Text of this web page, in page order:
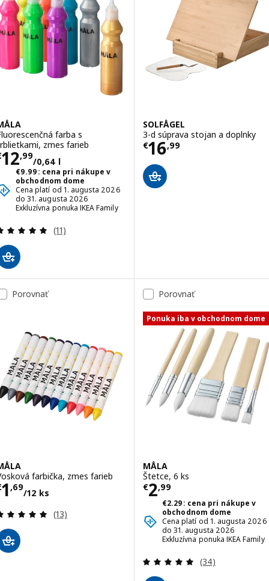
farba s
zmes farieb
12,99
/0,64 l
€ 12,99/0,64 l
€9.99: cena pri nákupe v
obchodnom dome
Cena platí od 1. augusta 2026
do 31. augusta 2026
Exkluzívna ponuka IKEA Family
Prehľad: 4.9 z 5 hviezdy. Celkové hodnotenie:
(11)
SOLFÅGEL
3-d súprava stojan a doplnky
€16,99
Cena € 16,99
Porovnať
farbička, zmes farieb
1,69
/12 ks€ 1,69/12 ks
Prehľad: 4.9 z 5 hviezdy. Celkové hodnotenie:
(13)
Porovnať
Ponuka iba v obchodnom dome
MÅLA
Štetce, 6 ks
€2,99
Cena € 2,99
€2.29: cena pri nákupe v
obchodnom dome
Cena platí od 1. augusta 2026
do 31. augusta 2026
Exkluzívna ponuka IKEA Family
Prehľad: 5 z 5
(34)